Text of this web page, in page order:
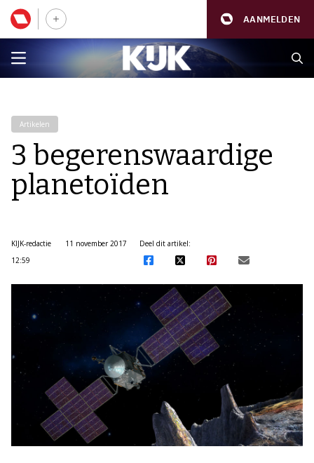
AANMELDEN
Artikelen
3 begerenswaardige
planetoïden
KIJK-redactie
11 november 2017
12:59
Deel dit artikel: